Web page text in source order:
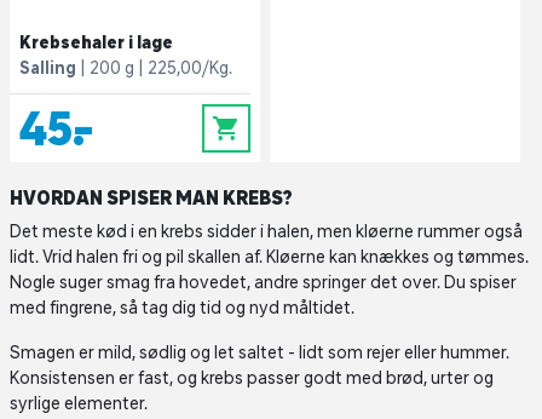
Krebsehaler i lage
Salling
200 g 225,00/Kg.
45,- 0
HVORDAN SPISER MAN KREBS?
Det meste kød i en krebs sidder i halen, men kløerne rummer også
lidt. Vrid halen fri og pil skallen af. Kløerne kan knækkes og tømmes.
Nogle suger smag fra hovedet, andre springer det over. Du spiser
med fingrene, så tag dig tid og nyd måltidet.
Smagen er mild, sødlig og let saltet - lidt som rejer eller hummer.
Konsistensen er fast, og krebs passer godt med brød, urter og
syrlige elementer.